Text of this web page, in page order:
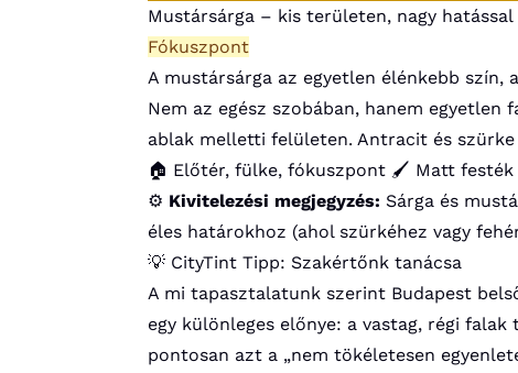
Mustársárga – kis területen, nagy hatással
Fókuszpont
A mustársárga az egyetlen élénkebb
Nem az egész szobában, hanem
ablak melletti felületen. Antracit és
🏠 Előtér, fülke, fókuszpont 🖌️ Matt festék
⚙️ Kivitelezési megjegyzés: Sárga és
éles határokhoz (ahol szürkéhez vagy
💡 CityTint Tipp: Szakértőnk tanácsa
A mi tapasztalatunk szerint Budapest
egy különleges előnye: a vastag, régi
pontosan azt a „nem tökéletesen